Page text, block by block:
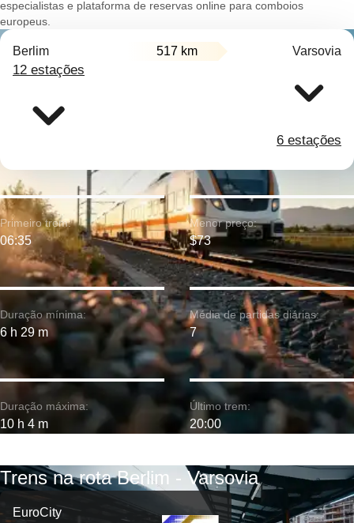
especialistas e plataforma de reservas online para comboios
europeus.
Berlim 517 km Varsovia
12 estações
6 estações
Duração mínima:
6 h 29 m
Primeiro trem:
06:35
Duração máxima:
10 h 4 m
Menor preço:
$73
Média de partidas diárias:
7
Último trem:
20:00
Trens na rota Berlim - Varsovia
EuroCity